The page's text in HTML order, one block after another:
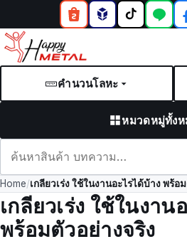
คำนวนโลหะ
หมวดหมู่ทั้ง
และ
บทความ
Home/เกลียวเร่ง ใช้ในงานอะไรได้บ้าง พร้อ
เกลียวเร่ง ใช้ในงาน
พร้อมตัวอย่างจริง